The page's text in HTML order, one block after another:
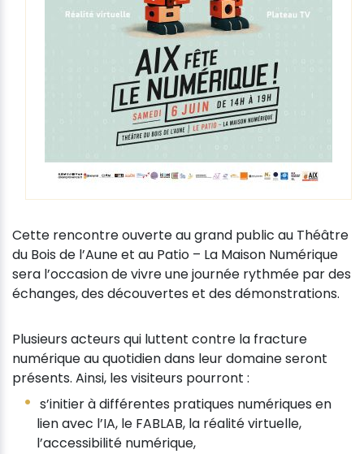
Cette rencontre ouverte au grand public au Théâtre
du Bois de l’Aune et au Patio – La Maison Numérique
sera l’occasion de vivre une journée rythmée par des
échanges, des découvertes et des démonstrations.
Plusieurs acteurs qui luttent contre la fracture
numérique au quotidien dans leur domaine seront
présents. Ainsi, les visiteurs pourront :
s’initier à différentes pratiques numériques en
lien avec l’IA, le FABLAB, la réalité virtuelle,
l’accessibilité numérique,